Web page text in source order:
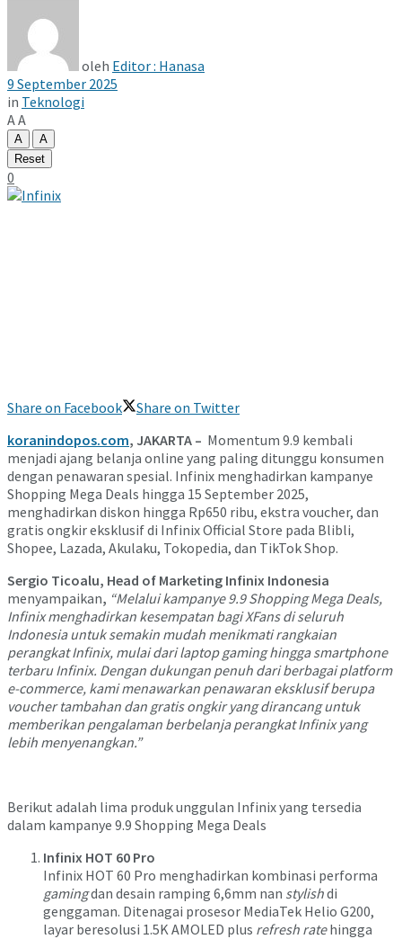
oleh Editor : Hanasa
9 September 2025
in Teknologi
AA
A
A
Reset
0
Share on Facebook
Share on Twitter
koranindopos.com, JAKARTA – Momentum 9.9 kembali
menjadi ajang belanja online yang paling ditunggu konsumen
dengan penawaran spesial. Infinix menghadirkan kampanye
Shopping Mega Deals hingga 15 September 2025,
menghadirkan diskon hingga Rp650 ribu, ekstra voucher, dan
gratis ongkir eksklusif di Infinix Official Store pada Blibli,
Shopee, Lazada, Akulaku, Tokopedia, dan TikTok Shop.
Sergio Ticoalu, Head of Marketing Infinix Indonesia
menyampaikan, “Melalui kampanye 9.9 Shopping Mega Deals,
Infinix menghadirkan kesempatan bagi XFans di seluruh
Indonesia untuk semakin mudah menikmati rangkaian
perangkat Infinix, mulai dari laptop gaming hingga smartphone
terbaru Infinix. Dengan dukungan penuh dari berbagai platform
e-commerce, kami menawarkan penawaran eksklusif berupa
voucher tambahan dan gratis ongkir yang dirancang untuk
memberikan pengalaman berbelanja perangkat Infinix yang
lebih menyenangkan.”
Berikut adalah lima produk unggulan Infinix yang tersedia
dalam kampanye 9.9 Shopping Mega Deals
Infinix HOT 60 Pro
Infinix HOT 60 Pro menghadirkan kombinasi performa
gamingdan desain ramping 6,6mm nan stylishdi
genggaman. Ditenagai prosesor MediaTek Helio G200,
layar beresolusi 1.5K AMOLED plus refresh ratehingga